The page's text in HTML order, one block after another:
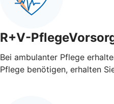
R+V-
Bei ambulanter Pflege
Pflege benötigen, erhalten